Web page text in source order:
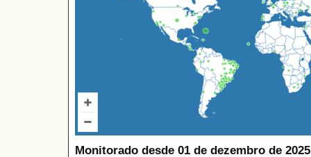
Monitorado desde 01 de dezembro de